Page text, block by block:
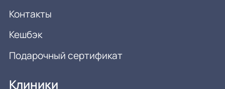
Контакты
Кешбэк
Подарочный сертификат
Клиники